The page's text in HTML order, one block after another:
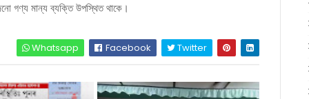
গণ্য মান্য ব্যক্তি উপস্থিত থাকে।
Whatsapp Facebook Twitter